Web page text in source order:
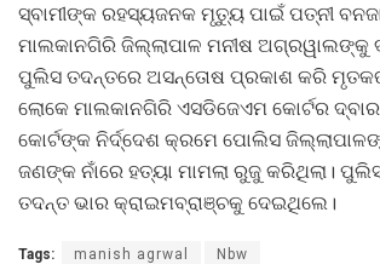
ସ୍ବାମୀଙ୍କ ରହସ୍ୟଜନକ ମୃତ୍ୟୁ ପାଇଁ ପତ୍ନୀ
ମାଲକାନଗିରି ଜିଲ୍ଲାପାଳ ମନୀଷ ଅଗ୍ରୱାଲଙ୍କୁ
ପୁଲିସ ତଦନ୍ତରେ ଅସନ୍ତୋଷ ପ୍ରକାଶ କରି
ଲୋକେ ମାଲକାନଗିରି ଏସଡିଜେଏମ କୋର୍ଟର
କୋର୍ଟଙ୍କ ନିର୍ଦ୍ଦେଶ କ୍ରମେ ପୋଲିସ
ଜଣଙ୍କ ନାଁରେ ହତ୍ୟା ମାମଲା ରୁଜୁ କରିଥିଲା।
ତଦନ୍ତ ଭାର କ୍ରାଇମବ୍ରାଞ୍ଚକୁ ଦେଇଥିଲେ।
Tags: manish agrwal Nbw